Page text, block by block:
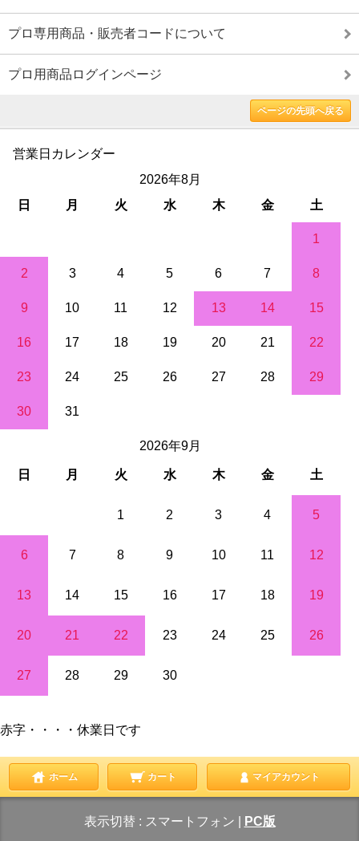
プロ専用商品・販売者コードについて
プロ用商品ログインページ
ページの先頭へ戻る
営業日カレンダー
2026年8月
日
月 火 水 木 金 土
1
2 3 4 5 6 7 8
9 10 11 12 13 14 15
16 17 18 19 20 21 22
23 24 25 26 27 28 29
30 31
2026年9月
日 月 火 水 木 金 土
1 2 3 4 5
6 7 8 9 10 11 12
13 14 15 16 17 18 19
20 21 22 23 24 25 26
27 28 29 30
赤字・・・・休業日です
ホーム カート マイアカウント
表示切替 : スマートフォン PC版